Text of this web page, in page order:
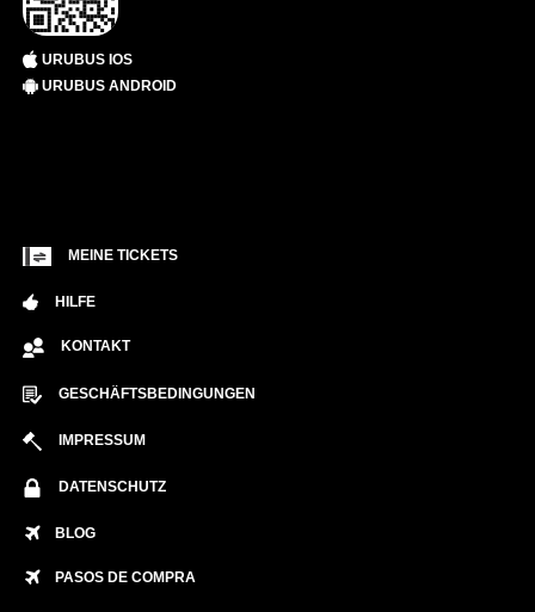
URUBUS IOS
URUBUS ANDROID
MEINE TICKETS
HILFE
KONTAKT
GESCHÄFTSBEDINGUNGEN
IMPRESSUM
DATENSCHUTZ
BLOG
PASOS DE COMPRA